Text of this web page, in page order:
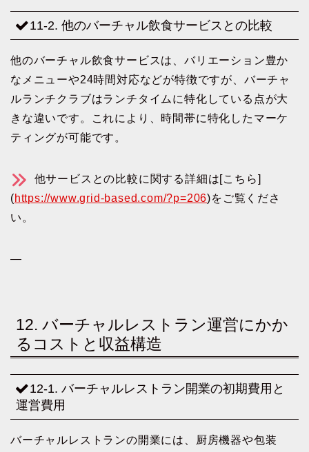
11-2. 他のバーチャル飲食サービスとの比較
他のバーチャル飲食サービスは、バリエーション豊か
なメニューや24時間対応などが特徴ですが、バーチャ
ルランチクラブはランチタイムに特化している点が大
きな違いです。これにより、時間帯に特化したマーケ
ティングが可能です。
他サービスとの比較に関する詳細は[こちら]
(https://www.grid-based.com/?p=206)をご覧くださ
い。
—
12. バーチャルレストラン運営にかか
るコストと収益構造
12-1. バーチャルレストラン開業の初期費用と
運営費用
バーチャルレストランの開業には、厨房機器や包装